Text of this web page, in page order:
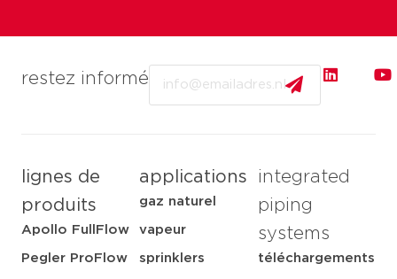
restez informé
lignes de
produits
Apollo FullFlow
Pegler ProFlow
applications
gaz naturel
vapeur
sprinklers
integrated
piping
systems
téléchargements